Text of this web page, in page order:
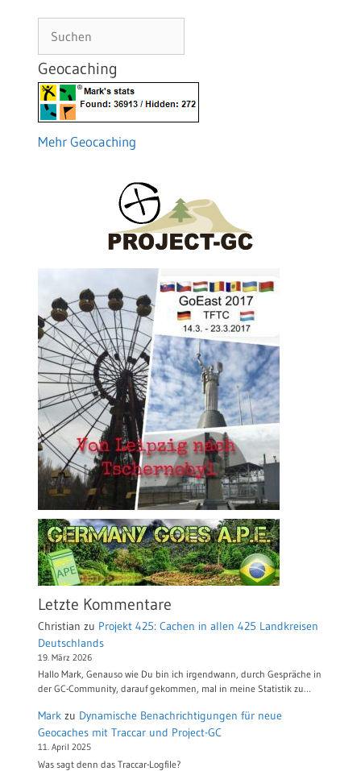
Geocaching
Mehr Geocaching
Letzte Kommentare
Christian zu Projekt 425: Cachen in allen 425 Landkreisen
Deutschlands
19. März 2026
Hallo Mark, Genauso wie Du bin ich irgendwann, durch Gespräche in
der GC-Community, darauf gekommen, mal in meine Statistik zu…
Mark zu Dynamische Benachrichtigungen für neue
Geocaches mit Traccar und Project-GC
11. April 2025
Was sagt denn das Traccar-Logfile?